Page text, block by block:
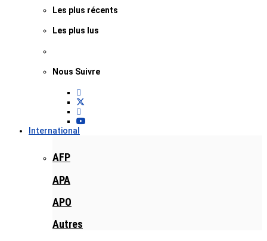
Les plus récents
Les plus lus
Nous Suivre
International
AFP
APA
APO
Autres